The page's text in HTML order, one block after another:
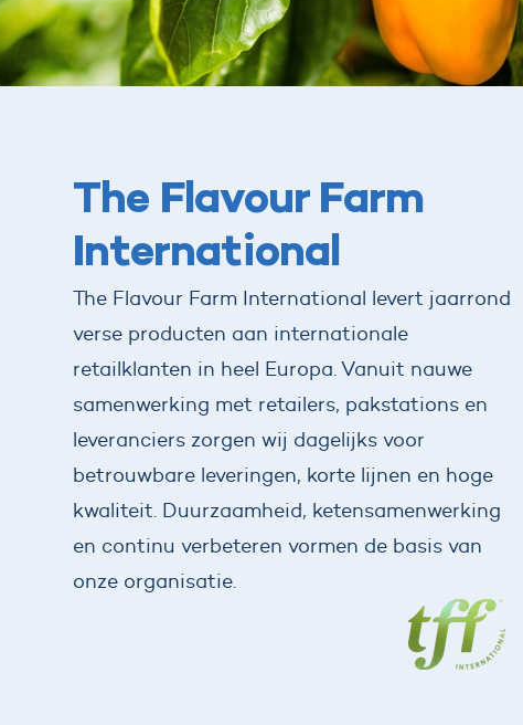
The Flavour Farm
International
The Flavour Farm International levert jaarrond
verse producten aan internationale
retailklanten in heel Europa. Vanuit nauwe
samenwerking met retailers, pakstations en
leveranciers zorgen wij dagelijks voor
betrouwbare leveringen, korte lijnen en hoge
kwaliteit. Duurzaamheid, ketensamenwerking
en continu verbeteren vormen de basis van
onze organisatie.